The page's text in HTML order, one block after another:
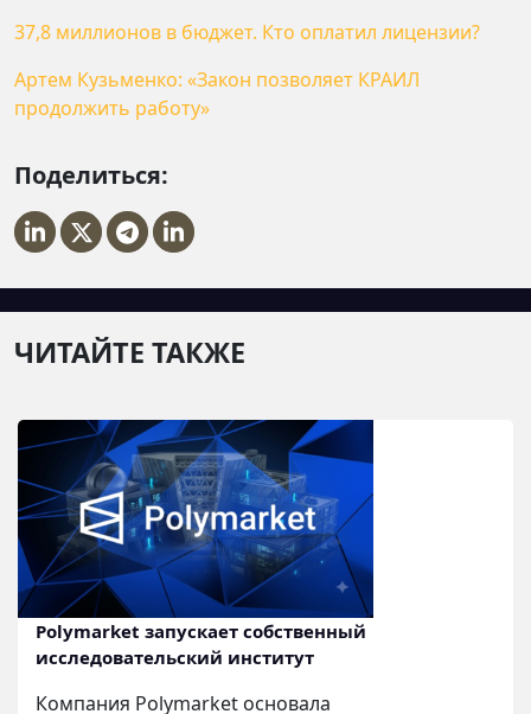
37,8 миллионов в бюджет. Кто оплатил лицензии?
Артем Кузьменко: «Закон позволяет КРАИЛ
продолжить работу»
Поделиться:
ЧИТАЙТЕ ТАКЖЕ
Polymarket запускает собственный
исследовательский институт
Компания Polymarket основала